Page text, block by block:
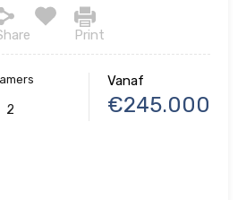
Print
Vanaf
€245.000
2